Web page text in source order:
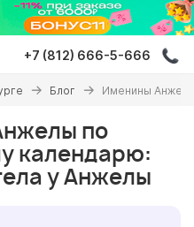
+7 (812) 666-5-666
Блог Именины
по
календарю:
у Анжелы